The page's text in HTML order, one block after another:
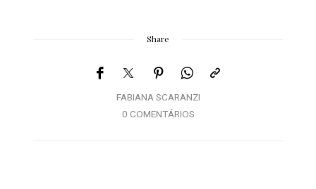
Share
FABIANA SCARANZI
0 COMENTÁRIOS